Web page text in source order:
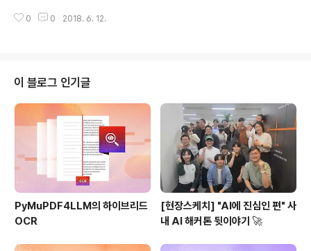
제 모범사례 기업이라는 평가를 받고 있다. 이파피루스에
래의 [기사보기]를 클릭해 확인해주시기 바랍니다. ↓↓↓
할 때 몇 장의 종이문서에 일일이 서명을 해야했다. 최근에
는 전자문서와 전자서명이 도입되면서 태블릿PC에 서명
만 하면 간단하게 대출 절차가 완료된다. 동 주민센터도
이... www.etnews.com [전자신문 권상희기자 shkwo
n@etnews.com ][저작권문제로 기사 원문은 싣지 않습
니다.] 감사합니다.
0 0 2018. 6. 12.
이 블로그 인기글
PyMuPDF4LLM의 하이브리드
OCR
[현장스케치] "AI에 진심인 편" 사
내 AI 해커톤 뒷이야기 🚀